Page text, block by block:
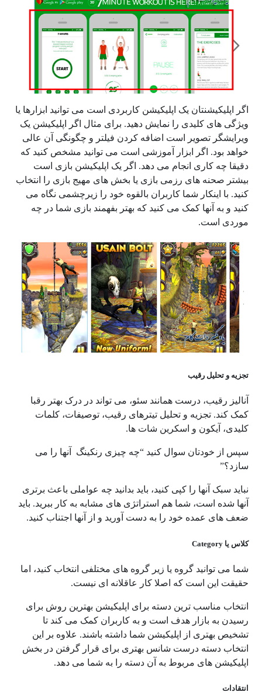
اگر اپلیکیشنتان یک اپلیکیشن کاربردی است می توانید ابزارها یا
ویژگی های کلیدی را نمایش دهید. برای مثال اگر اپلیکیشن یک
ویرایشگر تصویر است اضافه کردن فیلتر و چگونگی آن عالی
خواهد بود. اگر ابزار آموزشی است می توانید مشخص کنید که
دقیقا چه کاری انجام می دهد. اگر یک اپلیکیشن بازی است
بیشتر صحنه های رزمی بازی یا بخش های مهیج بازی را انتخاب
کنید. با اینکار شما کاربران بالقوه خود را زیرچشمی نگاه می
کنید و به آنها کمک می کنید که بهتر بفهمند بازی شما در چه
موردی است.
تجزیه و تحلیل رقیب
آنالیز رقیب، درست همانند سئو، می تواند در درک بهتر رقبا
کمک کند. تجزیه و تحلیل تیترهای رقیب، توصیفات، کلمات
کلیدی، آیکون و اسکرین شات ها.
سپس از خودتان سوال کنید “چه چیزی رنکینگ آنها را می
سازد؟”
نباید سبک آنها را کپی کنید، باید بدانید چه عواملی باعث برتری
آنها شده است، شما هم استراتژی های مشابه به کار ببرید. باید
ضعف های عمده خود را به دست آورید و از آنها اجتناب کنید.
کلاس یا Category
شما می توانید گروه یا زیر گروه های مختلفی انتخاب کنید، اما
حقیقت این است که اصلا کار عاقلانه ای نیست.
انتخاب مناسب ترین دسته برای اپلیکیشن بهترین روش برای
رسیدن به بازار هدف است و به کاربران کمک می کند تا
تشخیص بهتری از اپلیکیشن شما داشته باشند. علاوه بر این
انتخاب دسته درست شانس بهتری برای قرار گرفتن در بخش
اپلیکیشن های مربوط به آن دسته را به شما می دهد.
انتقادات